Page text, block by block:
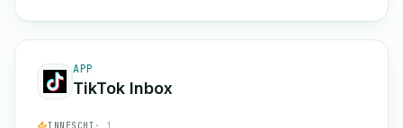
APP
TikTok Inbox